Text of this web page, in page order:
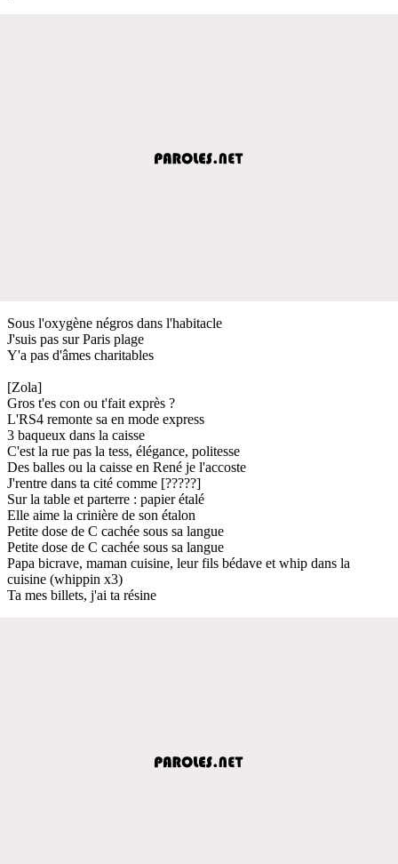
Sous l'oxygène négros dans l'habitacle
J'suis pas sur Paris plage
Y'a pas d'âmes charitables
[Zola]
Gros t'es con ou t'fait exprès ?
L'RS4 remonte sa en mode express
3 baqueux dans la caisse
C'est la rue pas la tess, élégance, politesse
Des balles ou la caisse en René je l'accoste
J'rentre dans ta cité comme [?????]
Sur la table et parterre : papier étalé
Elle aime la crinière de son étalon
Petite dose de C cachée sous sa langue
Petite dose de C cachée sous sa langue
Papa bicrave, maman cuisine, leur fils bédave et whip dans la
cuisine (whippin x3)
Ta mes billets, j'ai ta résine